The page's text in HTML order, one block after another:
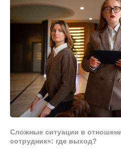
Сложные ситуации в
сотрудник»: где выход?